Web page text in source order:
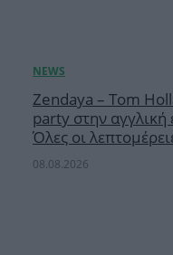
Zendaya – Tom
party στην αγγλική
Όλες οι
08.08.2026